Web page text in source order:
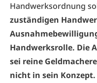
Handwerksordnung
zuständigen
Handwerksrolle. Die
sei reine
nicht in sein